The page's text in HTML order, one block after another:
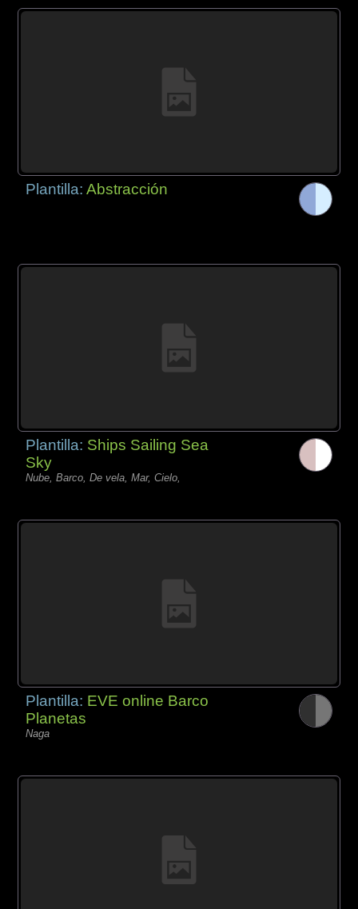
Plantilla:Abstracción
Plantilla: Ships Sailing Sea
Sky
Nube, Barco, De vela, Mar, Cielo,
Plantilla: EVE online Barco
Planetas
Naga